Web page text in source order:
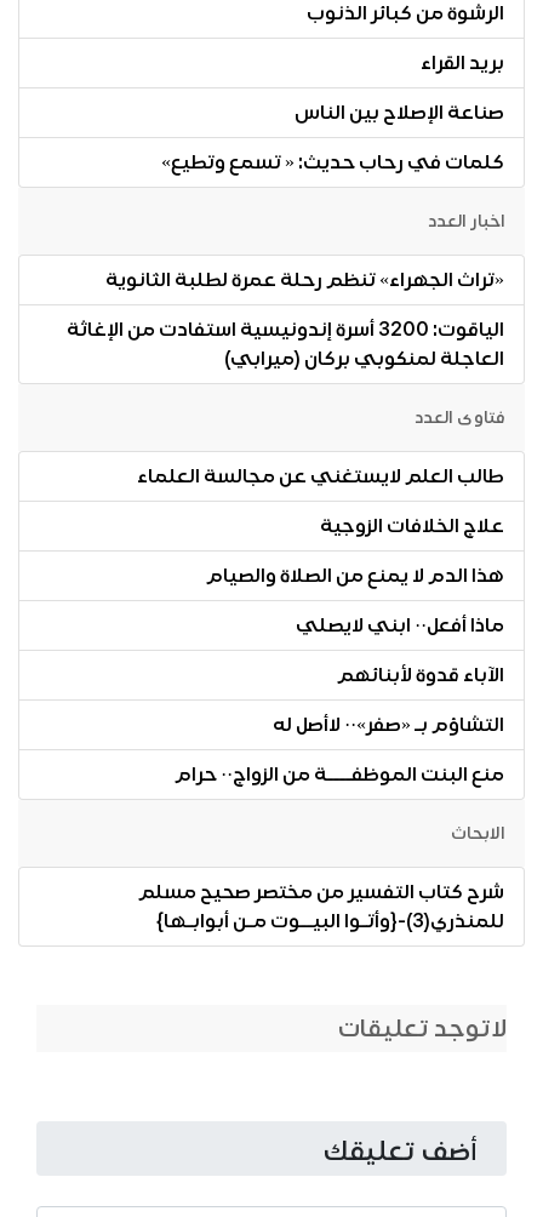
الرشوة من كبائر الذنوب
بريد القراء
صناعة الإصلاح بين الناس
كلمات في رحاب حديث: « تسمع وتطيع»
اخبار العدد
«تراث الجهراء» تنظم رحلة عمرة لطلبة الثانوية
الياقوت: 3200 أسرة إندونيسية استفادت من الإغاثة
العاجلة لمنكوبي بركان (ميرابي)
فتاوى العدد
طالب العلم لايستغني عن مجالسة العلماء
علاج الخلافات الزوجية
هذا الدم لا يمنع من الصلاة والصيام
ماذا أفعل·· ابني لايصلي
الآباء قدوة لأبنائهم
التشاؤم بـ «صفر»·· لاأصل له
منع البنت الموظفــــة من الزواج·· حرام
الابحاث
شرح كتاب التفسير من مختصر صحيح مسلم
للمنذري(3)-{وأتـوا البيــوت مـن أبوابـها}
لاتوجد تعليقات
أضف تعليقك